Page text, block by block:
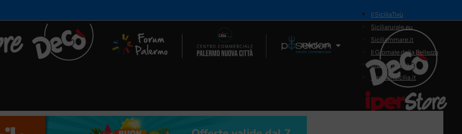
Il Network
il SiciliaTivù
Siciliarurale.eu
Siciliammare.it
Il Giornale della Bellezza
Siciliamedica.it
Sanitainsicilia.it